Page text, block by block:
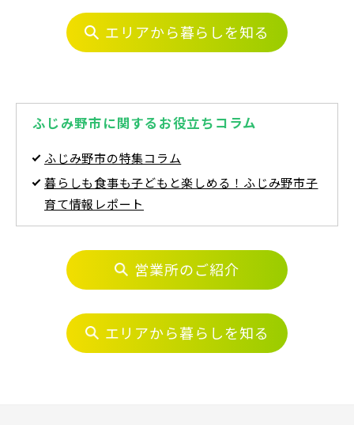
東武鉄道
東武スカイツリーライン
東武日光線
東武東上本線
小学校まで徒歩圏内
JR
JR京浜東北線
JR埼京線
地図から探す
画像から探す
地域
エリアから暮らしを知る
ふじみ野市に関するお役立ちコラム
ふじみ野市の特集コラム
暮らしも食事も子どもと楽しめる！ふじみ野市子
育て情報レポート
営業所のご紹介
エリアから暮らしを知る